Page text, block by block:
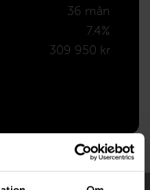
36 mån
7.4%
309 950 kr